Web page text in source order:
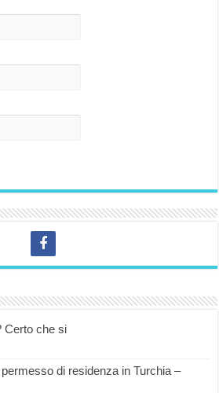
Certo che si
di residenza in Turchia –